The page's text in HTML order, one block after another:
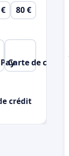
80 €
Carte de crédit
crédit